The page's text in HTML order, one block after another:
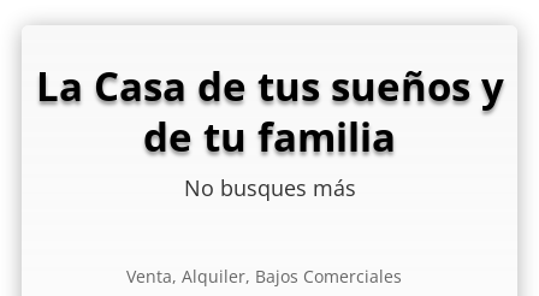
La Casa de tus sueños y
de tu familia
No busques más
Venta, Alquiler, Bajos Comerciales